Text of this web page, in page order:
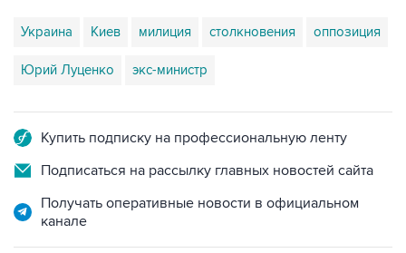
Украина Киев милиция столкновения оппозиция
Юрий Луценко экс-министр
Купить подписку на профессиональную ленту
Подписаться на рассылку главных новостей сайта
Получать оперативные новости в официальном
канале